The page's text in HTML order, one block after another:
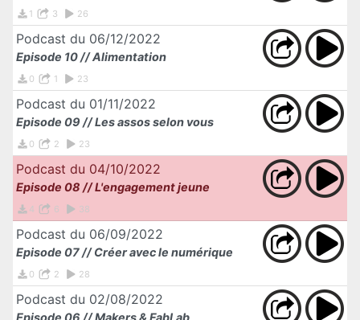
1 3 26
Podcast du 06/12/2022
Episode 10 // Alimentation
0 1 23
Podcast du 01/11/2022
Episode 09 // Les assos selon vous
0 2 23
Podcast du 04/10/2022
Episode 08 // L'engagement jeune
4 6 38
Podcast du 06/09/2022
Episode 07 // Créer avec le numérique
0 2 28
Podcast du 02/08/2022